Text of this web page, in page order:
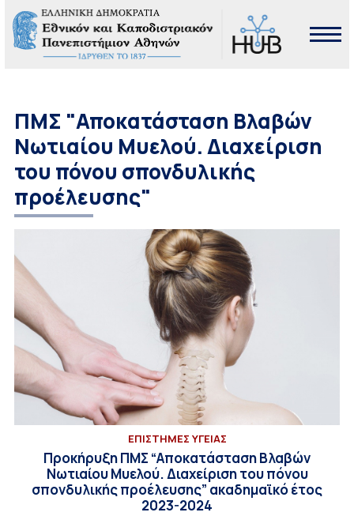
ΠΜΣ "Αποκατάσταση Βλαβών
Νωτιαίου Μυελού. Διαχείριση
του πόνου σπονδυλικής
προέλευσης"
ΕΠΙΣΤΗΜΕΣ ΥΓΕΙΑΣ
Προκήρυξη ΠΜΣ “Αποκατάσταση Βλαβών
Νωτιαίου Μυελού. Διαχείριση του πόνου
σπονδυλικής προέλευσης” ακαδημαϊκό έτος
2023-2024